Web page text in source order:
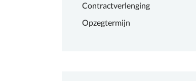
Contractverlenging
Opzegtermijn